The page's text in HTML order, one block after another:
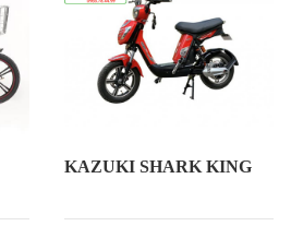
Arena Gians Đèn Tròn